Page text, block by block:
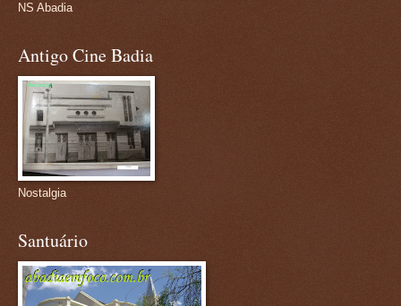
NS Abadia
Antigo Cine Badia
Nostalgia
Santuário